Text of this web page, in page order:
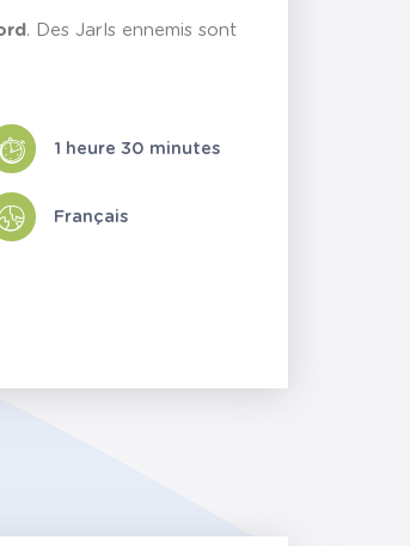
. Des Jarls ennemis sont
1 heure 30 minutes
Français